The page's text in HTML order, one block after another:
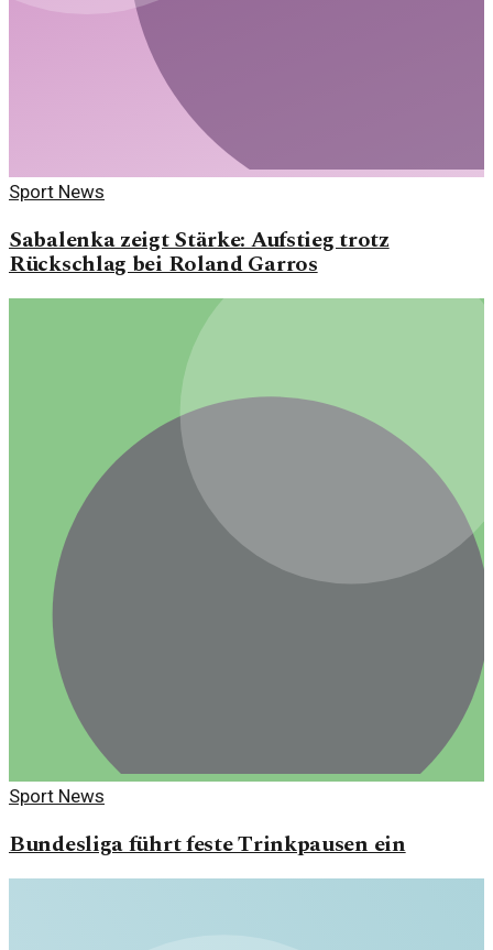
Sport News
Sabalenka zeigt Stärke: Aufstieg trotz
Rückschlag bei Roland Garros
Sport News
Bundesliga führt feste Trinkpausen ein